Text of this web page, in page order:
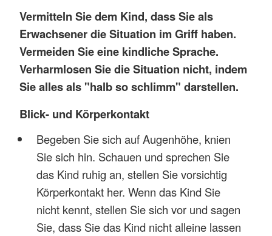
Vermitteln Sie dem Kind, dass Sie als
Erwachsener die Situation im Griff haben.
Vermeiden Sie eine kindliche Sprache.
Verharmlosen Sie die Situation nicht, indem
Sie alles als "halb so schlimm" darstellen.
Blick- und Körperkontakt
Begeben Sie sich auf Augenhöhe, knien
Sie sich hin. Schauen und sprechen Sie
das Kind ruhig an, stellen Sie vorsichtig
Körperkontakt her. Wenn das Kind Sie
nicht kennt, stellen Sie sich vor und sagen
Sie, dass Sie das Kind nicht alleine lassen